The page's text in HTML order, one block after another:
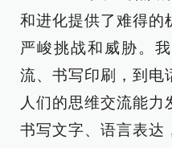
和进化提供了难得的
严峻挑战和威胁。
流、书写印刷，到电
人们的思维交流能力
书写文字、语言表达